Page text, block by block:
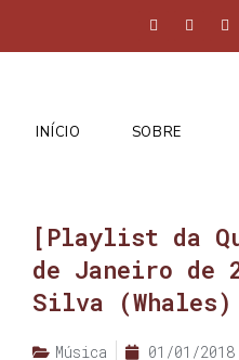
INÍCIO SOBRE
[Playlist da
de Janeiro de
Silva (Whales)
Música 01/01/2018